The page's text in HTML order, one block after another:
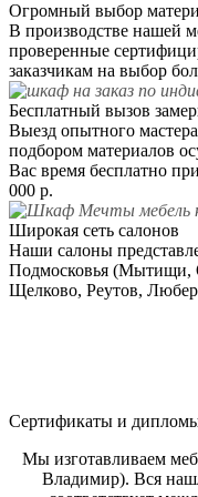
Огромный выбор
В производстве нашей
проверенные
заказчикам на выбор
Бесплатный вызов
Выезд опытного
подбором материалов
Вас время бесплатно
000 р.
Широкая сеть салонов
Наши салоны
Подмосковья (Мытищи,
Щелково, Реутов,
Сертификаты и
Мы изготавливаем
Владимир). Вся